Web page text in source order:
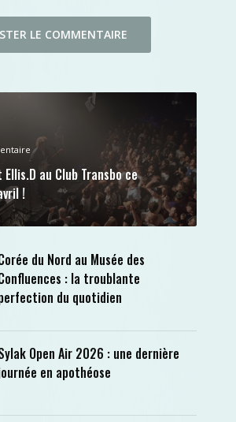
au Club Transbo ce
!
du Nord au Musée des
: la troublante
du quotidien
Open Air 2026 : une dernière
en apothéose